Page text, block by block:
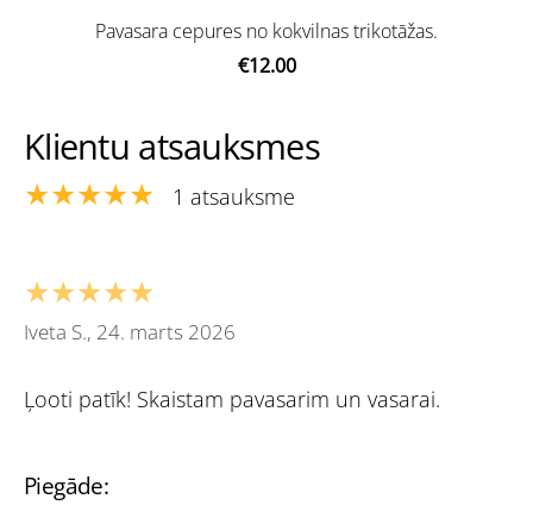
Piegāde:
Pavasara cepures no kokvilnas trikotāžas.
€12.00
Klientu atsauksmes
★★★★★ 1 atsauksme
★★★★★
Iveta S., 24. marts 2026
Ļooti patīk! Skaistam pavasarim un vasarai.